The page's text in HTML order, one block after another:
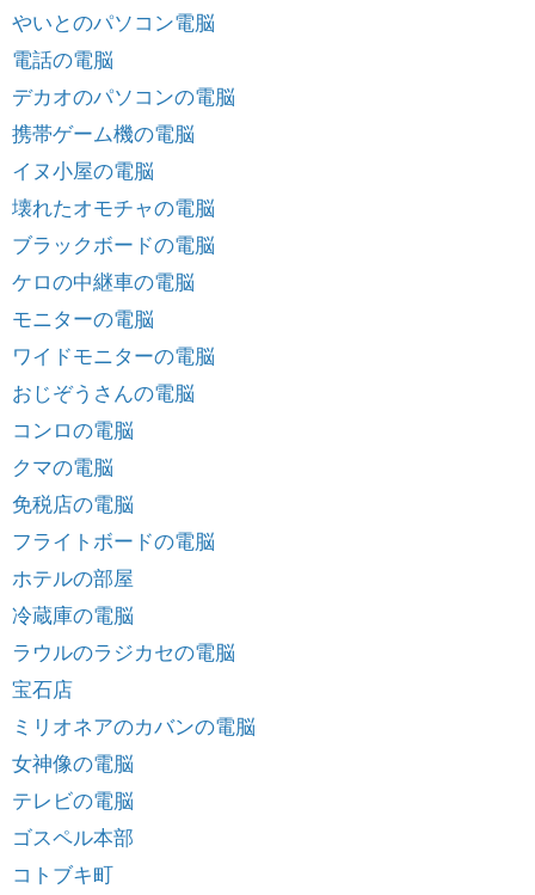
やいとのパソコン電脳
電話の電脳
デカオのパソコンの電脳
携帯ゲーム機の電脳
イヌ小屋の電脳
壊れたオモチャの電脳
ブラックボードの電脳
ケロの中継車の電脳
モニターの電脳
ワイドモニターの電脳
おじぞうさんの電脳
コンロの電脳
クマの電脳
免税店の電脳
フライトボードの電脳
ホテルの部屋
冷蔵庫の電脳
ラウルのラジカセの電脳
宝石店
ミリオネアのカバンの電脳
女神像の電脳
テレビの電脳
ゴスペル本部
コトブキ町